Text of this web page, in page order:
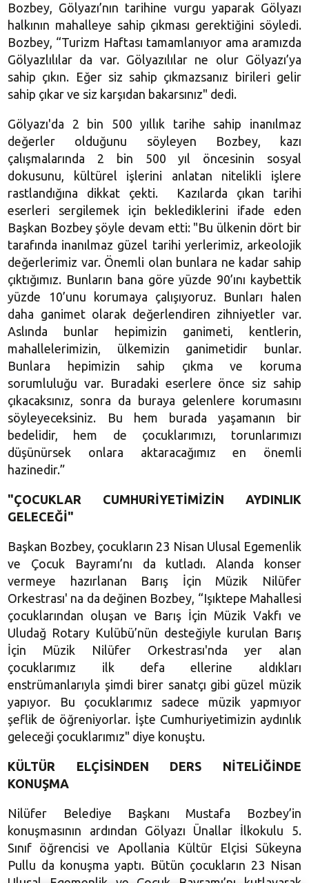
Bozbey, Gölyazı’nın tarihine vurgu yaparak Gölyazı
halkının mahalleye sahip çıkması gerektiğini söyledi.
Bozbey, “Turizm Haftası tamamlanıyor ama aramızda
Gölyazlılılar da var. Gölyazılılar ne olur Gölyazı’ya
sahip çıkın. Eğer siz sahip çıkmazsanız birileri gelir
sahip çıkar ve siz karşıdan bakarsınız" dedi.
Gölyazı'da 2 bin 500 yıllık tarihe sahip inanılmaz
değerler olduğunu söyleyen Bozbey, kazı
çalışmalarında 2 bin 500 yıl öncesinin sosyal
dokusunu, kültürel işlerini anlatan nitelikli işlere
rastlandığına dikkat çekti. Kazılarda çıkan tarihi
eserleri sergilemek için beklediklerini ifade eden
Başkan Bozbey şöyle devam etti: "Bu ülkenin dört bir
tarafında inanılmaz güzel tarihi yerlerimiz, arkeolojik
değerlerimiz var. Önemli olan bunlara ne kadar sahip
çıktığımız. Bunların bana göre yüzde 90’ını kaybettik
yüzde 10’unu korumaya çalışıyoruz. Bunları halen
daha ganimet olarak değerlendiren zihniyetler var.
Aslında bunlar hepimizin ganimeti, kentlerin,
mahallelerimizin, ülkemizin ganimetidir bunlar.
Bunlara hepimizin sahip çıkma ve koruma
sorumluluğu var. Buradaki eserlere önce siz sahip
çıkacaksınız, sonra da buraya gelenlere korumasını
söyleyeceksiniz. Bu hem burada yaşamanın bir
bedelidir, hem de çocuklarımızı, torunlarımızı
düşünürsek onlara aktaracağımız en önemli
hazinedir.”
"ÇOCUKLAR CUMHURİYETİMİZİN AYDINLIK
GELECEĞİ"
Başkan Bozbey, çocukların 23 Nisan Ulusal Egemenlik
ve Çocuk Bayramı’nı da kutladı. Alanda konser
vermeye hazırlanan Barış İçin Müzik Nilüfer
Orkestrası' na da değinen Bozbey, “Işıktepe Mahallesi
çocuklarından oluşan ve Barış İçin Müzik Vakfı ve
Uludağ Rotary Kulübü’nün desteğiyle kurulan Barış
İçin Müzik Nilüfer Orkestrası'nda yer alan
çocuklarımız ilk defa ellerine aldıkları
enstrümanlarıyla şimdi birer sanatçı gibi güzel müzik
yapıyor. Bu çocuklarımız sadece müzik yapmıyor
şeflik de öğreniyorlar. İşte Cumhuriyetimizin aydınlık
geleceği çocuklarımız" diye konuştu.
KÜLTÜR ELÇİSİNDEN DERS NİTELİĞİNDE
KONUŞMA
Nilüfer Belediye Başkanı Mustafa Bozbey’in
konuşmasının ardından Gölyazı Ünallar İlkokulu 5.
Sınıf öğrencisi ve Apollania Kültür Elçisi Sükeyna
Pullu da konuşma yaptı. Bütün çocukların 23 Nisan